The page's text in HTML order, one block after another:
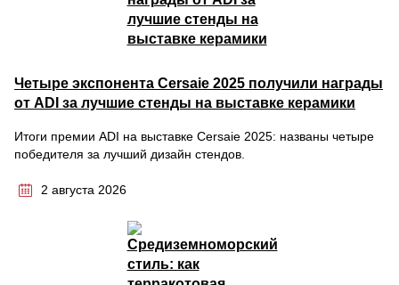
Четыре экспонента Cersaie 2025 получили награды
от ADI за лучшие стенды на выставке керамики
Итоги премии ADI на выставке Cersaie 2025: названы четыре
победителя за лучший дизайн стендов.
2 августа 2026